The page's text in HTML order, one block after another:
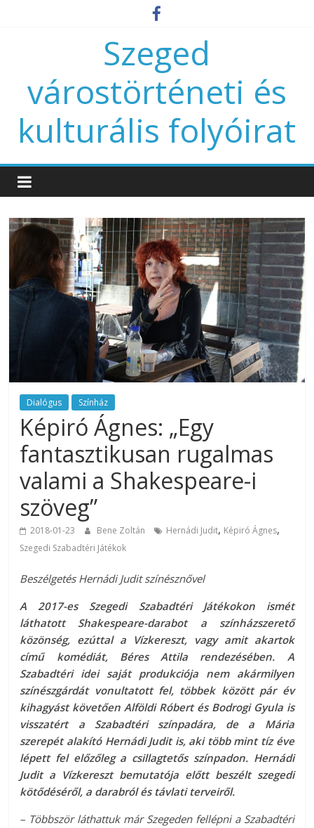
Szeged
várostörténeti és
kulturális folyóirat
Dialógus Színház
Képiró Ágnes: „Egy
fantasztikusan rugalmas
valami a Shakespeare-i
szöveg”
2018-01-23 Bene Zoltán Hernádi Judit, Képiró Ágnes,
Szegedi Szabadtéri Játékok
Beszélgetés Hernádi Judit színésznővel
A 2017-es Szegedi Szabadtéri Játékokon ismét
láthatott Shakespeare-darabot a színházszerető
közönség, ezúttal a Vízkereszt, vagy amit akartok
című komédiát, Béres Attila rendezésében. A
Szabadtéri idei saját produkciója nem akármilyen
színészgárdát vonultatott fel, többek között pár év
kihagyást követően Alföldi Róbert és Bodrogi Gyula is
visszatért a Szabadtéri színpadára, de a Mária
szerepét alakító Hernádi Judit is, aki több mint tíz éve
lépett fel előzőleg a csillagtetős színpadon. Hernádi
Judit a Vízkereszt bemutatója előtt beszélt szegedi
kötődéséről, a darabról és távlati terveiről.
­– Többször láthattuk már Szegeden fellépni a Szabadtéri